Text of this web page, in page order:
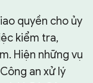
quyền cho ủy
kiểm tra,
Hiện những vụ
an xử lý